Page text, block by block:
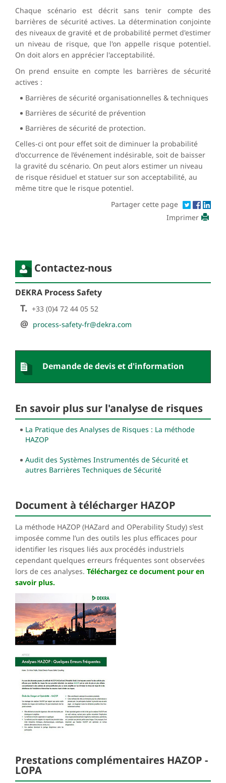
Chaque scénario est décrit sans tenir compte des
barrières de sécurité actives. La détermination conjointe
des niveaux de gravité et de probabilité permet d'estimer
un niveau de risque, que l'on appelle risque potentiel.
On doit alors en apprécier l'acceptabilité.
On prend ensuite en compte les barrières de sécurité
actives :
Barrières de sécurité organisationnelles & techniques
Barrières de sécurité de prévention
Barrières de sécurité de protection.
Celles-ci ont pour effet soit de diminuer la probabilité
d'occurrence de l’événement indésirable, soit de baisser
la gravité du scénario. On peut alors estimer un niveau
de risque résiduel et statuer sur son acceptabilité, au
même titre que le risque potentiel.
Partager cette page
Imprimer
Contactez-nous
DEKRA Process Safety
T. +33 (0)4 72 44 05 52
@ process-safety-fr@dekra.com
Demande de devis et d'information
En savoir plus sur l'analyse de risques
La Pratique des Analyses de Risques : La méthode
HAZOP
Audit des Systèmes Instrumentés de Sécurité et
autres Barrières Techniques de Sécurité
Document à télécharger HAZOP
La méthode HAZOP (HAZard and OPerability Study) s’est
imposée comme l’un des outils les plus efficaces pour
identifier les risques liés aux procédés industriels
cependant quelques erreurs fréquentes sont observées
lors de ces analyses. Téléchargez ce document pour en
savoir plus.
Prestations complémentaires HAZOP -
LOPA